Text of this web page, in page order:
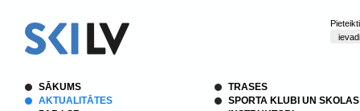
SĀKUMS
AKTUALITĀTES
TRASES
SPORTA KLUBI UN SKOLAS